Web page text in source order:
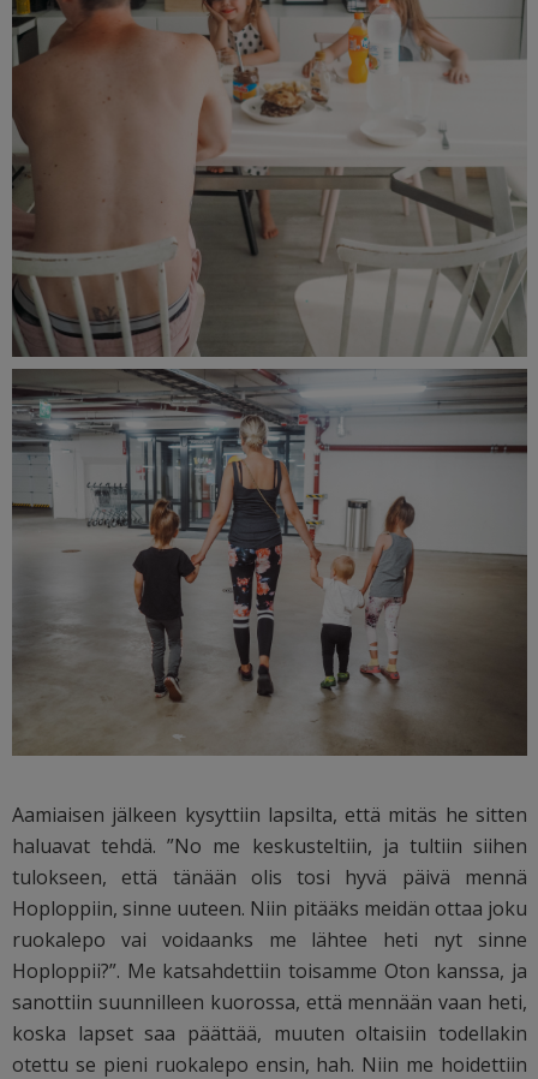
Aamiaisen jälkeen kysyttiin lapsilta, että mitäs he sitten
haluavat tehdä. ”No me keskusteltiin, ja tultiin siihen
tulokseen, että tänään olis tosi hyvä päivä mennä
Hoploppiin, sinne uuteen. Niin pitääks meidän ottaa joku
ruokalepo vai voidaanks me lähtee heti nyt sinne
Hoploppii?”. Me katsahdettiin toisamme Oton kanssa, ja
sanottiin suunnilleen kuorossa, että mennään vaan heti,
koska lapset saa päättää, muuten oltaisiin todellakin
otettu se pieni ruokalepo ensin, hah. Niin me hoidettiin